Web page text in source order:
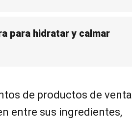
para hidratar y calmar
de productos de venta
entre sus ingredientes,